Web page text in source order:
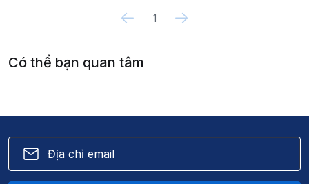
1
Có thể bạn quan tâm